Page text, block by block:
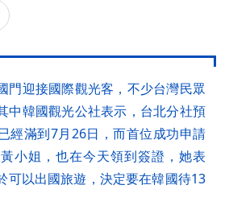
門迎接國際觀光客，不少台灣民眾
中韓國觀光公社表示，台北分社預
經滿到7月26日，而首位成功申請
小姐，也在今天領到簽證，她表
可以出國旅遊，決定要在韓國待13